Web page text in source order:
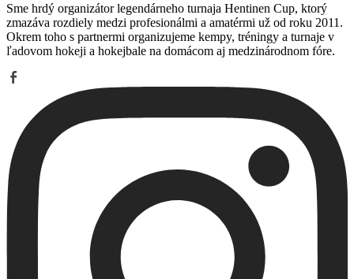
Sme hrdý organizátor legendárneho turnaja Hentinen Cup, ktorý
zmazáva rozdiely medzi profesionálmi a amatérmi už od roku 2011.
Okrem toho s partnermi organizujeme kempy, tréningy a turnaje v
ľadovom hokeji a hokejbale na domácom aj medzinárodnom fóre.